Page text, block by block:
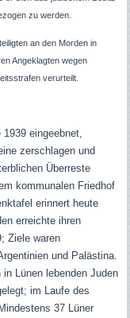
zu werden.
an den Morden in
Angeklagten wegen
verurteilt.
eingeebnet,
zerschlagen und
Überreste
kommunalen Friedhof
erinnert heute
erreichte ihren
Ziele waren
und Palästina.
Lünen lebenden Juden
im Laufe des
37 Lüner